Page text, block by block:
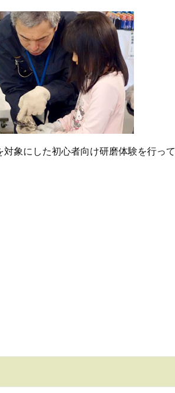
象にした初心者向け研磨体験を行っ